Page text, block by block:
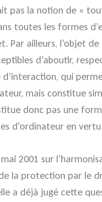
pas la notion de «
toutes les formes
ailleurs, l’objet
d’aboutir,
qui
mais constitue
donc pas une
d’ordinateur en
2001 sur
la protection par le
a déjà jugé cette